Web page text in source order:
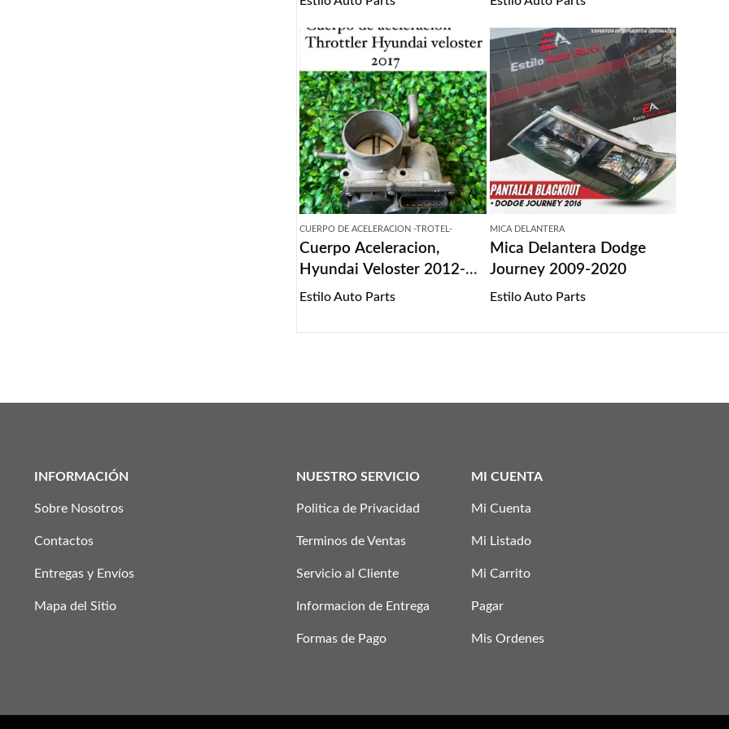
CUERPO DE ACELERACION -TROTEL-
Cuerpo Aceleracion,
Hyundai Veloster 2012-
2017
Estilo Auto Parts
MICA DELANTERA
Mica Delantera Dodge
Journey 2009-2020
Estilo Auto Parts
INFORMACIÓN
Sobre Nosotros
Contactos
Entregas y Envíos
Mapa del Sitio
NUESTRO SERVICIO
Politica de Privacidad
Terminos de Ventas
Servicio al Cliente
Informacion de Entrega
Formas de Pago
MI CUENTA
Mi Cuenta
Mi Listado
Mi Carrito
Pagar
Mis Ordenes